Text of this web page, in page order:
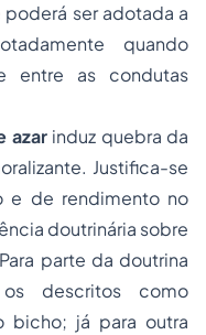
ser adotada a
quando
entre as condutas
azar induz quebra da
Justifica-se
e de rendimento no
doutrinária sobre
parte da doutrina
descritos como
bicho; já para outra